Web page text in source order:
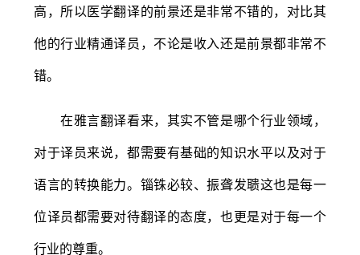
高，所以医学翻译的前景还是非常不错的，对比其
他的行业精通译员，不论是收入还是前景都非常不
错。
在雅言翻译看来，其实不管是哪个行业领域，
对于译员来说，都需要有基础的知识水平以及对于
语言的转换能力。锱铢必较、振聋发聩这也是每一
位译员都需要对待翻译的态度，也更是对于每一个
行业的尊重。